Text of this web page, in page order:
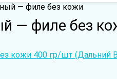
— филе без кожи
— филе без